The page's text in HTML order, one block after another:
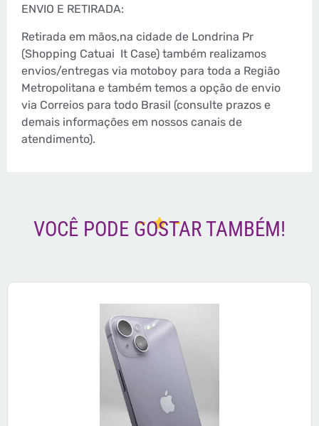
ENVIO E RETIRADA:
Retirada em mãos,na cidade de Londrina Pr
(Shopping Catuai It Case) também realizamos
envios/entregas via motoboy para toda a Região
Metropolitana e também temos a opção de envio
via Correios para todo Brasil (consulte prazos e
demais informações em nossos canais de
atendimento).
VOCÊ PODE GOSTAR TAMBÉM!